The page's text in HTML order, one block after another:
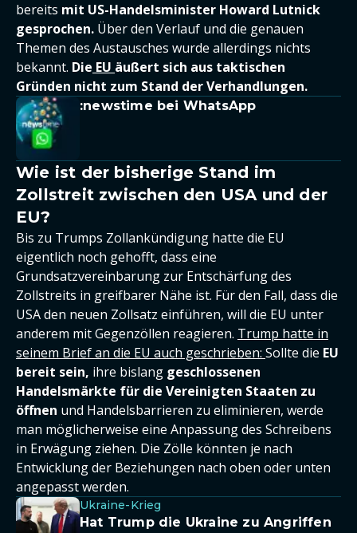
bereits mit US-Handelsminister Howard Lutnick
gesprochen. Über den Verlauf und die genauen
Themen des Austausches wurde allerdings nichts
bekannt. Die EU äußert sich aus taktischen
Gründen nicht zum Stand der Verhandlungen.
:newstime bei WhatsApp
Wie ist der bisherige Stand im
Zollstreit zwischen den USA und der
EU?
Bis zu Trumps Zollankündigung hatte die EU
eigentlich noch gehofft, dass eine
Grundsatzvereinbarung zur Entschärfung des
Zollstreits in greifbarer Nähe ist. Für den Fall, dass die
USA den neuen Zollsatz einführen, will die EU unter
anderem mit Gegenzöllen reagieren. Trump hatte in
seinem Brief an die EU auch geschrieben: Sollte die EU
bereit sein, ihre bislang geschlossenen
Handelsmärkte für die Vereinigten Staaten zu
öffnen und Handelsbarrieren zu eliminieren, werde
man möglicherweise eine Anpassung des Schreibens
in Erwägung ziehen. Die Zölle könnten je nach
Entwicklung der Beziehungen nach oben oder unten
angepasst werden.
Ukraine-Krieg
Hat Trump die Ukraine zu Angriffen